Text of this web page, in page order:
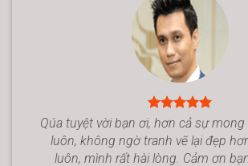
Qúa tuyệt vời bạn ơi, hơn cả sự
luôn, không ngờ tranh vẽ lại đẹp
luôn, mình rất hài lòng. Cảm ơn